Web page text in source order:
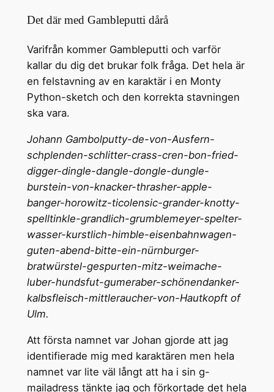
Det där med Gambleputti dårå
Varifrån kommer Gambleputti och varför
kallar du dig det brukar folk fråga. Det hela är
en felstavning av en karaktär i en Monty
Python-sketch och den korrekta stavningen
ska vara.
Johann Gambolputty-de-von-Ausfern-
schplenden-schlitter-crass-cren-bon-fried-
digger-dingle-dangle-dongle-dungle-
burstein-von-knacker-thrasher-apple-
banger-horowitz-ticolensic-grander-knotty-
spelltinkle-grandlich-grumblemeyer-spelter-
wasser-kurstlich-himble-eisenbahnwagen-
guten-abend-bitte-ein-nürnburger-
bratwürstel-gespurten-mitz-weimache-
luber-hundsfut-gumeraber-schönendanker-
kalbsfleisch-mittleraucher-von-Hautkopft of
Ulm.
Att första namnet var Johan gjorde att jag
identifierade mig med karaktären men hela
namnet var lite väl långt att ha i sin g-
mailadress tänkte jag och förkortade det hela